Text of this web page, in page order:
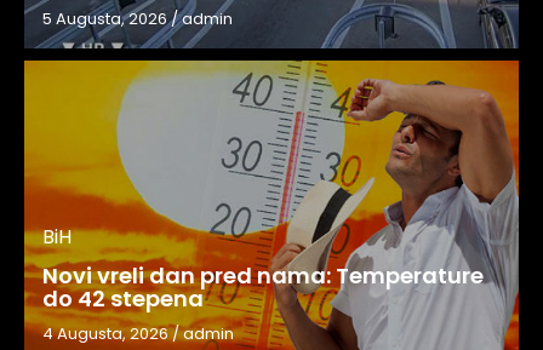
5 Augusta, 2026/admin
BiH
Novi vreli dan pred nama: Temperature
do 42 stepena
4 Augusta, 2026/admin